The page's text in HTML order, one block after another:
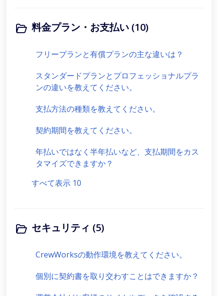
料金プラン・お支払い (10)
フリープランと有償プランの主な違いは？
スタンダードプランとプロフェッショナルプラ
ンの違いを教えてください。
支払方法の種類を教えてください。
契約期間を教えてください。
年払いではなく半年払いなど、支払期間をカス
タマイズできますか？
すべて表示 10
セキュリティ (5)
CrewWorksの動作環境を教えてください。
個別に契約書を取り交わすことはできますか？